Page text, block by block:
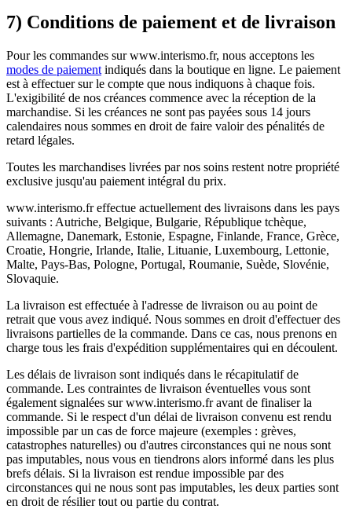
7) Conditions de paiement et de livraison
Pour les commandes sur www.interismo.fr, nous acceptons les
modes de paiement indiqués dans la boutique en ligne. Le paiement
est à effectuer sur le compte que nous indiquons à chaque fois.
L'exigibilité de nos créances commence avec la réception de la
marchandise. Si les créances ne sont pas payées sous 14 jours
calendaires nous sommes en droit de faire valoir des pénalités de
retard légales.
Toutes les marchandises livrées par nos soins restent notre propriété
exclusive jusqu'au paiement intégral du prix.
www.interismo.fr effectue actuellement des livraisons dans les pays
suivants : Autriche, Belgique, Bulgarie, République tchèque,
Allemagne, Danemark, Estonie, Espagne, Finlande, France, Grèce,
Croatie, Hongrie, Irlande, Italie, Lituanie, Luxembourg, Lettonie,
Malte, Pays-Bas, Pologne, Portugal, Roumanie, Suède, Slovénie,
Slovaquie.
La livraison est effectuée à l'adresse de livraison ou au point de
retrait que vous avez indiqué. Nous sommes en droit d'effectuer des
livraisons partielles de la commande. Dans ce cas, nous prenons en
charge tous les frais d'expédition supplémentaires qui en découlent.
Les délais de livraison sont indiqués dans le récapitulatif de
commande. Les contraintes de livraison éventuelles vous sont
également signalées sur www.interismo.fr avant de finaliser la
commande. Si le respect d'un délai de livraison convenu est rendu
impossible par un cas de force majeure (exemples : grèves,
catastrophes naturelles) ou d'autres circonstances qui ne nous sont
pas imputables, nous vous en tiendrons alors informé dans les plus
brefs délais. Si la livraison est rendue impossible par des
circonstances qui ne nous sont pas imputables, les deux parties sont
en droit de résilier tout ou partie du contrat.